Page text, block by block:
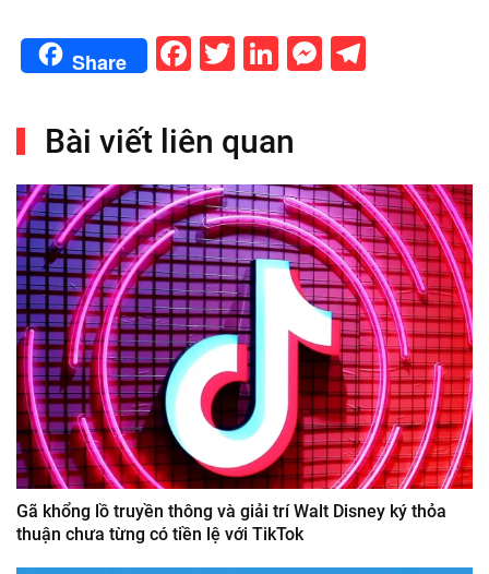
Share Facebook
Twitter
LinkedIn
Bài viết liên quan
Gã khổng lồ truyền thông và giải trí Walt Disney ký thỏa
thuận chưa từng có tiền lệ với TikTok